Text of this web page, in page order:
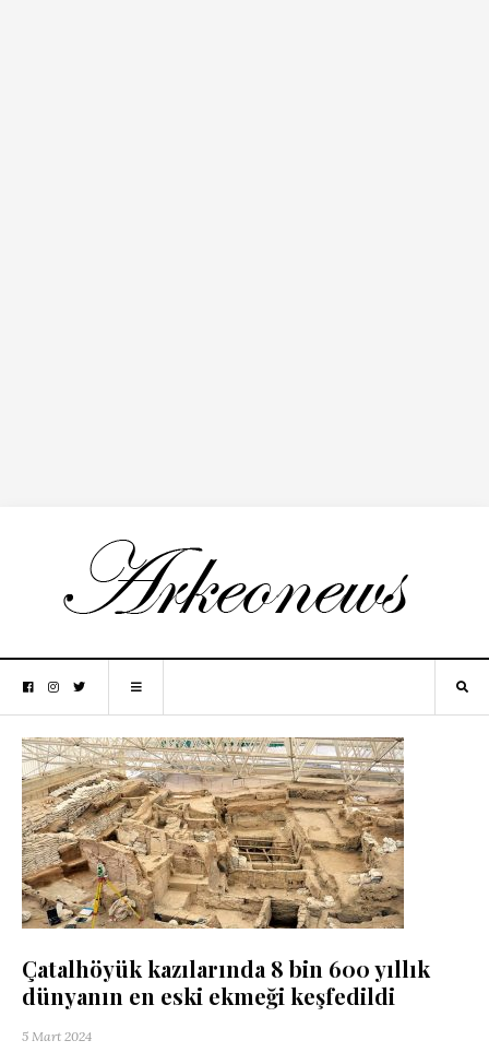
Çatalhöyük kazılarında 8 bin 600 yıllık
dünyanın en eski ekmeği keşfedildi
5 Mart 2024